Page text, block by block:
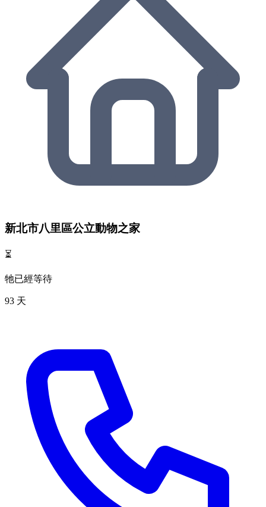
新北市八里區公立動物之家
⏳
牠已經等待
93 天